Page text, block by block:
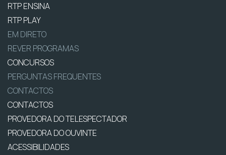
RTP ENSINA
RTP PLAY
EM DIRETO
REVER PROGRAMAS
CONCURSOS
PERGUNTAS FREQUENTES
CONTACTOS
CONTACTOS
PROVEDORA DO TELESPECTADOR
PROVEDORA DO OUVINTE
ACESSIBILIDADES